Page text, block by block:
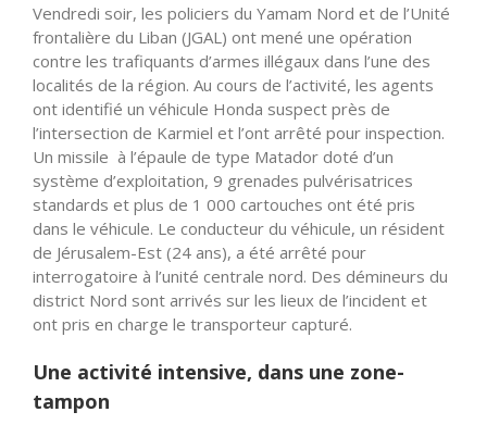
Vendredi soir, les policiers du Yamam Nord et de l’Unité
frontalière du Liban (JGAL) ont mené une opération
contre les trafiquants d’armes illégaux dans l’une des
localités de la région. Au cours de l’activité, les agents
ont identifié un véhicule Honda suspect près de
l’intersection de Karmiel et l’ont arrêté pour inspection.
Un missile à l’épaule de type Matador doté d’un
système d’exploitation, 9 grenades pulvérisatrices
standards et plus de 1 000 cartouches ont été pris
dans le véhicule. Le conducteur du véhicule, un résident
de Jérusalem-Est (24 ans), a été arrêté pour
interrogatoire à l’unité centrale nord. Des démineurs du
district Nord sont arrivés sur les lieux de l’incident et
ont pris en charge le transporteur capturé.
Une activité intensive, dans une zone-
tampon